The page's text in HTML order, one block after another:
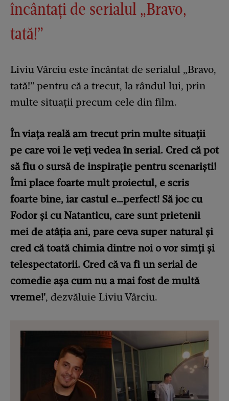
încântați de serialul „Bravo,
tată!”
Liviu Vârciu este încântat de serialul „Bravo,
tată!” pentru că a trecut, la rândul lui, prin
multe situații precum cele din film.
În viața reală am trecut prin multe situații
pe care voi le veți vedea în serial. Cred că pot
să fiu o sursă de inspirație pentru scenariști!
Îmi place foarte mult proiectul, e scris
foarte bine, iar castul e…perfect! Să joc cu
Fodor și cu Natanticu, care sunt prietenii
mei de atâția ani, pare ceva super natural și
cred că toată chimia dintre noi o vor simți și
telespectatorii. Cred că va fi un serial de
comedie așa cum nu a mai fost de multă
vreme!', dezvăluie Liviu Vârciu.